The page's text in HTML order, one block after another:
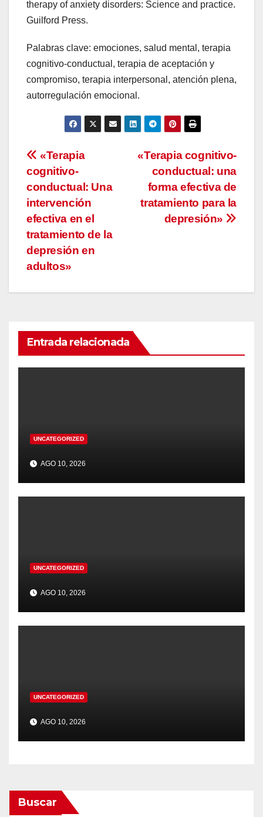
therapy of anxiety disorders: Science and practice.
Guilford Press.
Palabras clave: emociones, salud mental, terapia
cognitivo-conductual, terapia de aceptación y
compromiso, terapia interpersonal, atención plena,
autorregulación emocional.
Navegación
de
entradas
«Terapia cognitivo-
conductual: una
forma efectiva de
tratamiento para la
depresión»
«Terapia
cognitivo-
conductual: Una
intervención
efectiva en el
tratamiento de la
depresión en
adultos»
Entrada relacionada
UNCATEGORIZED
AGO 10, 2026
UNCATEGORIZED
AGO 10, 2026
UNCATEGORIZED
AGO 10, 2026
Buscar